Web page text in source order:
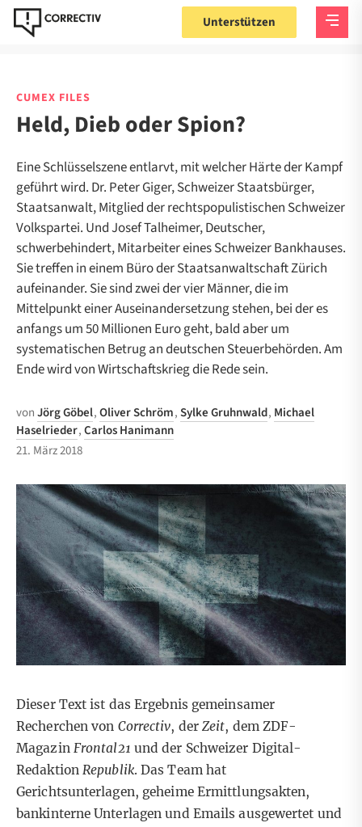
Unterstützen
CUMEX FILES
Held, Dieb oder Spion?
Eine Schlüsselszene entlarvt, mit welcher Härte der Kampf
geführt wird. Dr. Peter Giger, Schweizer Staatsbürger,
Staatsanwalt, Mitglied der rechtspopulistischen Schweizer
Volkspartei. Und Josef Talheimer, Deutscher,
schwerbehindert, Mitarbeiter eines Schweizer Bankhauses.
Sie treffen in einem Büro der Staatsanwaltschaft Zürich
aufeinander. Sie sind zwei der vier Männer, die im
Mittelpunkt einer Auseinandersetzung stehen, bei der es
anfangs um 50 Millionen Euro geht, bald aber um
systematischen Betrug an deutschen Steuerbehörden. Am
Ende wird von Wirtschaftskrieg die Rede sein.
vonJörg Göbel,Oliver Schröm,Sylke Gruhnwald, Michael
Haselrieder,Carlos Hanimann
21. März 2018
Dieser Text ist das Ergebnis gemeinsamer
Recherchen von Correctiv, derZeit, dem ZDF-
Magazin Frontal21 und der Schweizer Digital-
Redaktion Republik. Das Team hat
Gerichtsunterlagen, geheime Ermittlungsakten,
bankinterne Unterlagen und Emails ausgewertet und